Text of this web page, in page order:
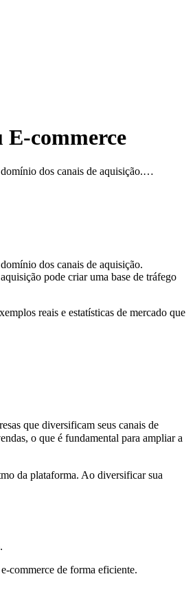
E-commerce
dos canais de aquisição.…
dos canais de aquisição.
pode criar uma base de tráfego
reais e estatísticas de mercado que
que diversificam seus canais de
o que é fundamental para ampliar a
da plataforma. Ao diversificar sua
commerce de forma eficiente.